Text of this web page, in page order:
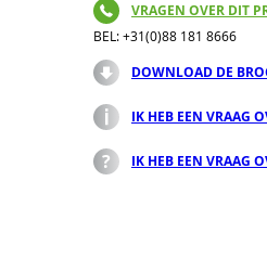
VRAGEN OVER DIT
BEL: +31(0)88 181 8666
DOWNLOAD DE
IK HEB EEN VRAAG
IK HEB EEN VRAAG